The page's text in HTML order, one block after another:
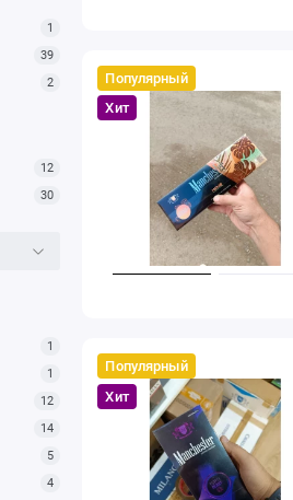
1
39
2
12
30
1
1
12
14
5
4
Популярный
Хит
Популярный
Хит